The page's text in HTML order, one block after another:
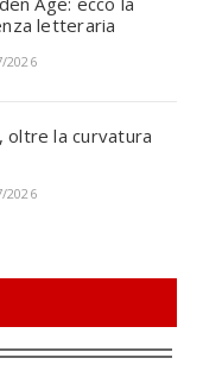
letteraria
2026
oltre la curvatura
2026